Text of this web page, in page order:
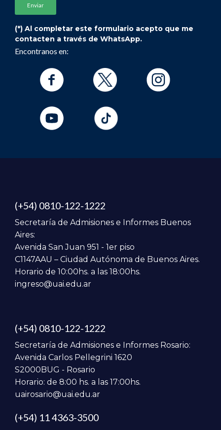
(*) Al completar este formulario acepto que me
contacten a través de WhatsApp.
Encontranos en:
(+54) 0810-122-1222
Secretaría de Admisiones e Informes Buenos
Aires:
Avenida San Juan 951 - 1er piso
C1147AAU – Ciudad Autónoma de Buenos Aires.
Horario de 10:00hs. a las 18:00hs.
ingreso@uai.edu.ar
(+54) 0810-122-1222
Secretaría de Admisiones e Informes Rosario:
Avenida Carlos Pellegrini 1620
S2000BUG - Rosario
Horario: de 8:00 hs. a las 17:00hs.
uairosario@uai.edu.ar
(+54) 11 4363-3500